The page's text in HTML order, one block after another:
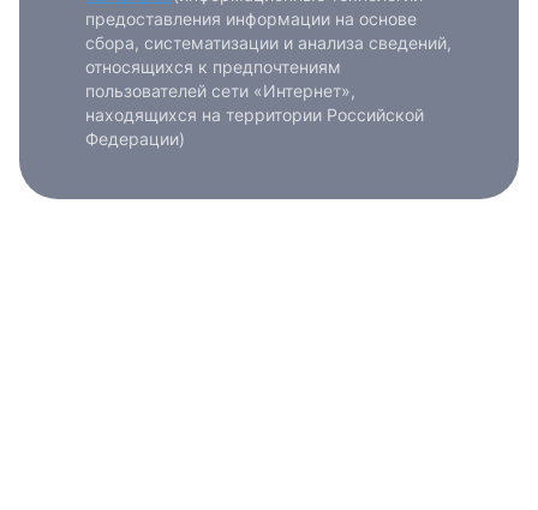
предоставления информации на основе
сбора, систематизации и анализа сведений,
относящихся к предпочтениям
пользователей сети «Интернет»,
находящихся на территории Российской
Федерации)